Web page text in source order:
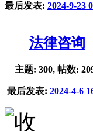
最后发表: 2024-9-23
法律咨询
主题: 300, 帖数:
最后发表: 2024-4-6